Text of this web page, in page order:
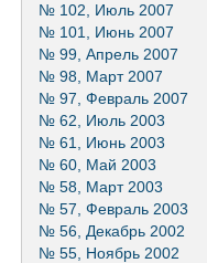
№ 102, Июль 2007
№ 101, Июнь 2007
№ 99, Апрель 2007
№ 98, Март 2007
№ 97, Февраль 2007
№ 62, Июль 2003
№ 61, Июнь 2003
№ 60, Май 2003
№ 58, Март 2003
№ 57, Февраль 2003
№ 56, Декабрь 2002
№ 55, Ноябрь 2002